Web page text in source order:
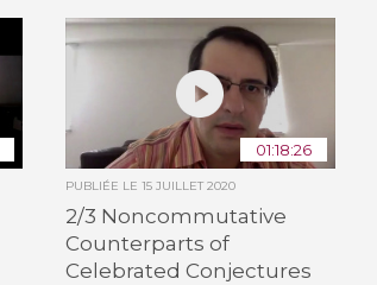
01:18:26
PUBLIÉE LE15 JUILLET 2020
2/3 Noncommutative
Counterparts of
Celebrated Conjectures